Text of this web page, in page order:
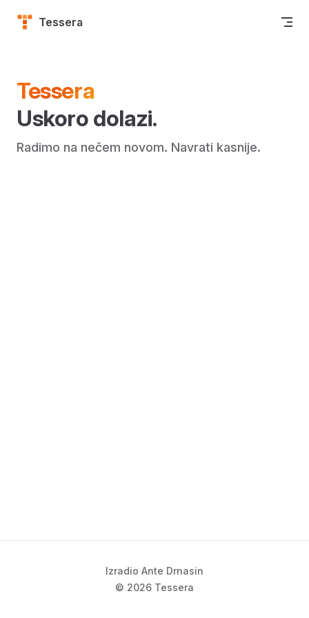
Skip to content
Tessera
Tessera
Uskoro dolazi.
Radimo na nečem novom. Navrati kasnije.
Izradio Ante Drnasin
© 2026 Tessera